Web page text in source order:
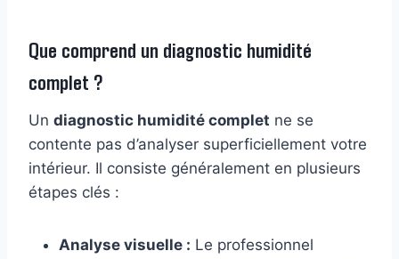
Que comprend un diagnostic humidité
complet ?
Un diagnostic humidité complet ne se
contente pas d’analyser superficiellement votre
intérieur. Il consiste généralement en plusieurs
étapes clés :
Analyse visuelle : Le professionnel